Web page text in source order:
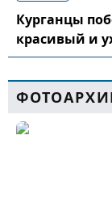
Курганцы
красивый и